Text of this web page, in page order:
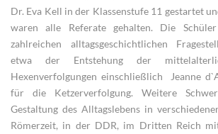
Dr. Eva Kell in der Klassenstufe 11 gestartet
waren alle Referate gehalten. Die
zahlreichen alltagsgeschichtlichen
etwa der Entstehung der
Hexenverfolgungen einschließlich Jeanne
für die Ketzerverfolgung. Weitere
Gestaltung des Alltagslebens in
Römerzeit, in der DDR, im Dritten Reich